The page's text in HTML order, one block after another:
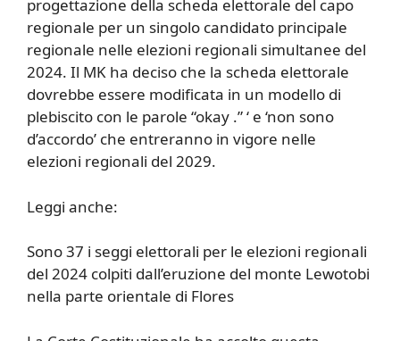
progettazione della scheda elettorale del capo
regionale per un singolo candidato principale
regionale nelle elezioni regionali simultanee del
2024. Il MK ha deciso che la scheda elettorale
dovrebbe essere modificata in un modello di
plebiscito con le parole “okay .” ‘ e ‘non sono
d’accordo’ che entreranno in vigore nelle
elezioni regionali del 2029.
Leggi anche:
Sono 37 i seggi elettorali per le elezioni regionali
del 2024 colpiti dall’eruzione del monte Lewotobi
nella parte orientale di Flores